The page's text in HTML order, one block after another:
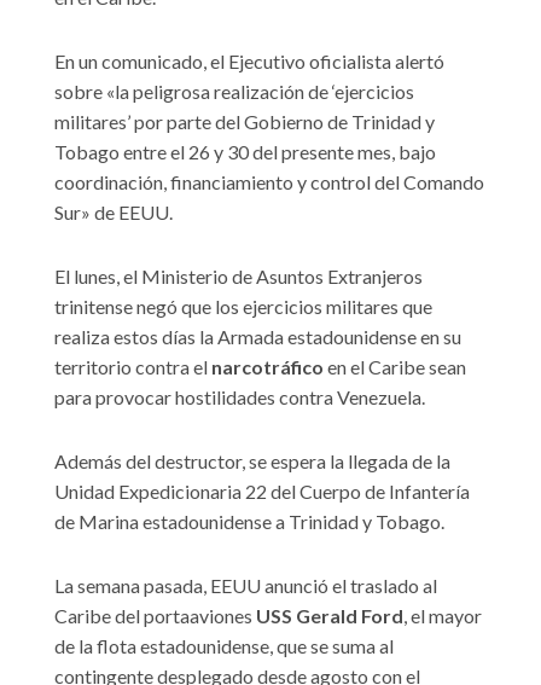
En un comunicado, el Ejecutivo oficialista alertó
sobre «la peligrosa realización de ‘ejercicios
militares’ por parte del Gobierno de Trinidad y
Tobago entre el 26 y 30 del presente mes, bajo
coordinación, financiamiento y control del Comando
Sur» de EEUU.
El lunes, el Ministerio de Asuntos Extranjeros
trinitense negó que los ejercicios militares que
realiza estos días la Armada estadounidense en su
territorio contra el narcotráfico en el Caribe sean
para provocar hostilidades contra Venezuela.
Además del destructor, se espera la llegada de la
Unidad Expedicionaria 22 del Cuerpo de Infantería
de Marina estadounidense a Trinidad y Tobago.
La semana pasada, EEUU anunció el traslado al
Caribe del portaaviones USS Gerald Ford , el mayor
de la flota estadounidense, que se suma al
contingente desplegado desde agosto con el